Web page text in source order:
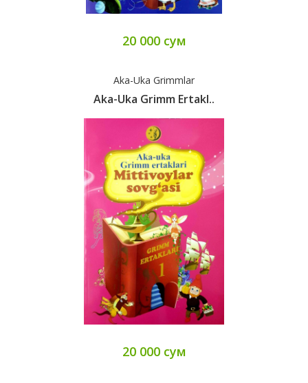
20 000 сум
Aka-Uka Grimmlar
Aka-Uka Grimm Ertakl..
20 000 сум